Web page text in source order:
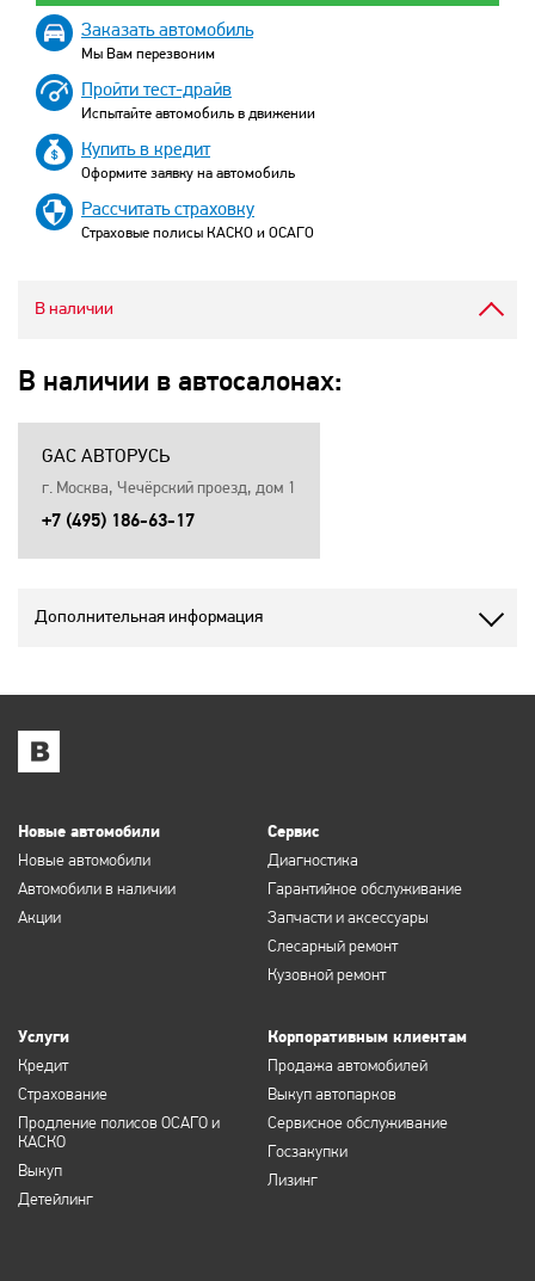
Заказать автомобиль
Мы Вам перезвоним
Пройти тест-драйв
Испытайте автомобиль в движении
Купить в кредит
Оформите заявку на автомобиль
Рассчитать страховку
Страховые полисы КАСКО и ОСАГО
В наличии
В наличии в автосалонах:
GAC АВТОРУСЬ
г. Москва, Чечёрский проезд, дом 1
+7 (495) 186-63-17
Дополнительная информация
Новые автомобили
Новые автомобили
Автомобили в наличии
Акции
Сервис
Диагностика
Гарантийное обслуживание
Запчасти и аксессуары
Слесарный ремонт
Кузовной ремонт
Услуги
Кредит
Страхование
Продление полисов ОСАГО и
КАСКО
Выкуп
Детейлинг
Корпоративным клиентам
Продажа автомобилей
Выкуп автопарков
Сервисное обслуживание
Госзакупки
Лизинг